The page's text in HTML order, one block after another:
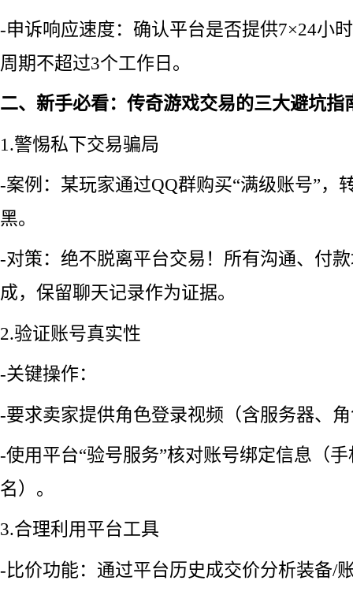
-申诉响应速度：确认平台是否提供7×24小
周期不超过3个工作日。
二、新手必看：传奇游戏交易的三大避坑指
1.警惕私下交易骗局
-案例：某玩家通过QQ群购买“满级账号”，
黑。
-对策：绝不脱离平台交易！所有沟通、付
成，保留聊天记录作为证据。
2.验证账号真实性
-关键操作：
-要求卖家提供角色登录视频（含服务器、
-使用平台“验号服务”核对账号绑定信息（
名）。
3.合理利用平台工具
-比价功能：通过平台历史成交价分析装备/